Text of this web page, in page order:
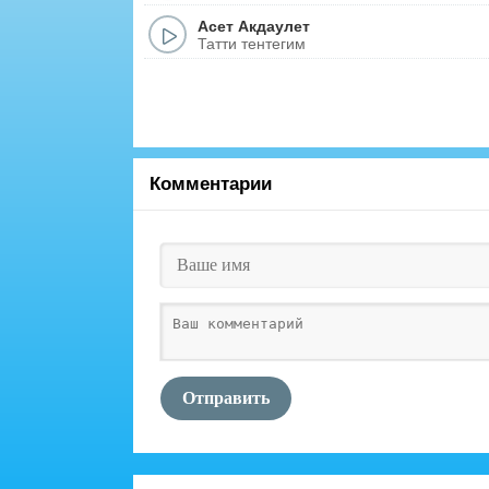
Асет Акдаулет
Татти тентегим
Комментарии
Отправить